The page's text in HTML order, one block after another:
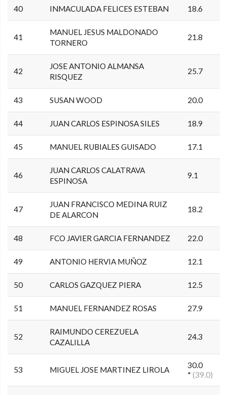
40 INMACULADA FELICES ESTEBAN 18.6
41
MANUEL JESUS MALDONADO
TORNERO
21.8
42
JOSE ANTONIO ALMANSA
RISQUEZ
25.7
43 SUSAN WOOD 20.0
44 JUAN CARLOS ESPINOSA SILES 18.9
45 MANUEL RUBIALES GUISADO 17.1
46
JUAN CARLOS CALATRAVA
ESPINOSA
9.1
47
JUAN FRANCISCO MEDINA RUIZ
DE ALARCON
18.2
48 FCO JAVIER GARCIA FERNANDEZ 22.0
49 ANTONIO HERVIA MUÑOZ 12.1
50 CARLOS GAZQUEZ PIERA 12.5
51 MANUEL FERNANDEZ ROSAS 27.9
52
RAIMUNDO CEREZUELA
CAZALILLA
24.3
53 MIGUEL JOSE MARTINEZ LIROLA
30.0
*(39.0)